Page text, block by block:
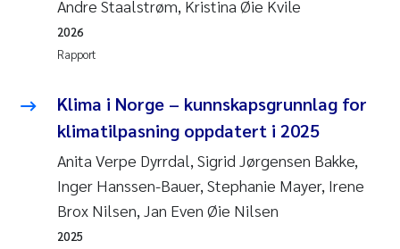
Andre Staalstrøm, Kristina Øie Kvile
Rapport
2026
Klima i Norge – kunnskapsgrunnlag for
klimatilpasning oppdatert i 2025
Anita Verpe Dyrrdal, Sigrid Jørgensen Bakke,
Inger Hanssen-Bauer, Stephanie Mayer, Irene
Brox Nilsen, Jan Even Øie Nilsen
2025